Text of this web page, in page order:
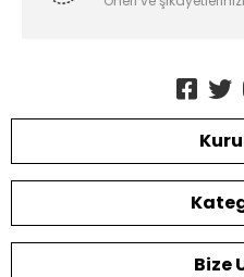
Bize